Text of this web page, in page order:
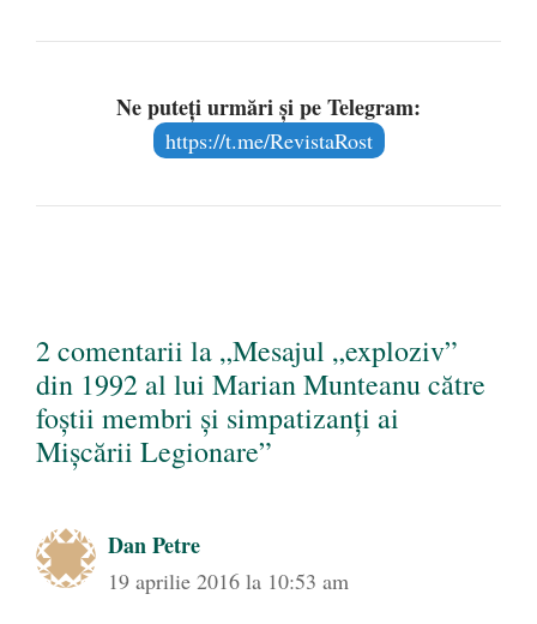
Ne puteți urmări și pe Telegram:
https://t.me/RevistaRost
2 comentarii la „Mesajul „exploziv”
din 1992 al lui Marian Munteanu către
foștii membri și simpatizanți ai
Mișcării Legionare”
Dan Petre
19 aprilie 2016 la 10:53 am